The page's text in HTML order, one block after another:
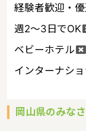
経験者歓迎・
週2～3日でOK
ベビーホテル
インターナシ
岡山県のみな